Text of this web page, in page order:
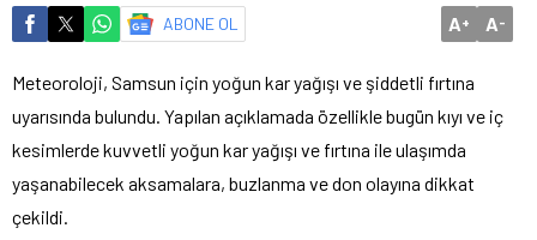
ABONE OL A+ A-
Meteoroloji, Samsun için yoğun kar yağışı ve şiddetli fırtına
uyarısında bulundu. Yapılan açıklamada özellikle bugün kıyı ve iç
kesimlerde kuvvetli yoğun kar yağışı ve fırtına ile ulaşımda
yaşanabilecek aksamalara, buzlanma ve don olayına dikkat
çekildi.